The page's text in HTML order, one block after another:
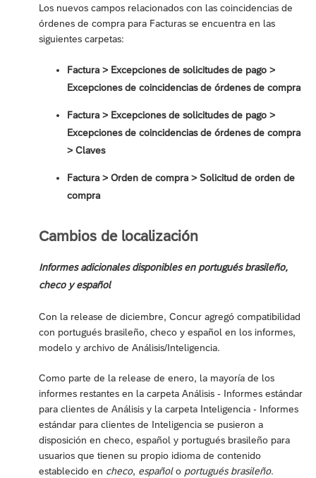
Los nuevos campos relacionados con las coincidencias de
órdenes de compra para Facturas se encuentra en las
siguientes carpetas:
Factura > Excepciones de solicitudes de pago >
Excepciones de coincidencias de órdenes de compra
Factura > Excepciones de solicitudes de pago >
Excepciones de coincidencias de órdenes de compra
> Claves
Factura > Orden de compra > Solicitud de orden de
compra
Cambios de localización
Informes adicionales disponibles en portugués brasileño,
checo y español
Con la release de diciembre, Concur agregó compatibilidad
con portugués brasileño, checo y español en los informes,
modelo y archivo de Análisis/Inteligencia.
Como parte de la release de enero, la mayoría de los
informes restantes en la carpeta Análisis - Informes estándar
para clientes de Análisis y la carpeta Inteligencia - Informes
estándar para clientes de Inteligencia se pusieron a
disposición en checo, español y portugués brasileño para
usuarios que tienen su propio idioma de contenido
establecido en checo, españolo portugués brasileño.